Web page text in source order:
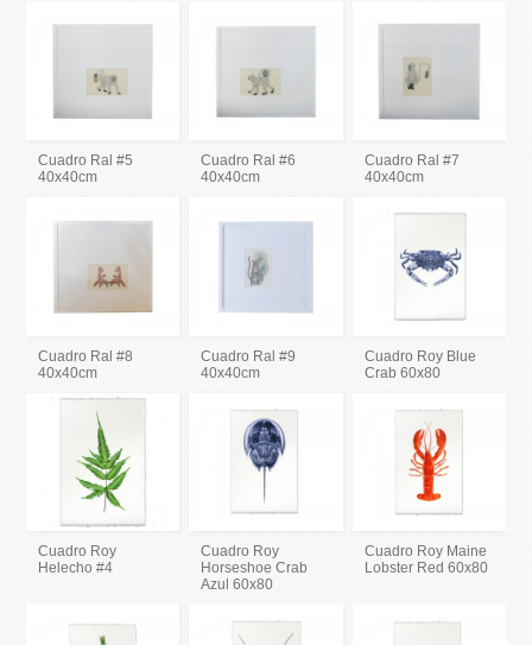
Cuadro Ral #5
40x40cm
Cuadro Ral #6
40x40cm
Cuadro Ral #7
40x40cm
Cuadro Ral #8
40x40cm
Cuadro Ral #9
40x40cm
Cuadro Roy Blue
Crab 60x80
Cuadro Roy
Helecho #4
Cuadro Roy
Horseshoe Crab
Azul 60x80
Cuadro Roy Maine
Lobster Red 60x80